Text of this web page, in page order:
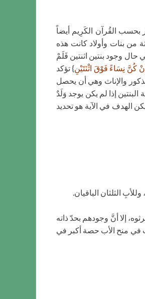
بحسب القُرآن الكَرِيم أيضاً
من بنات وأولاد كانت هذه
حال وجود بنتين اثنتين فَلَمْ
كُنَّ نِسَاءً فَوْقَ اثْنَتَيْنِ} تؤكد
والإناث وهي أن يحصل
إذا لم يكن يوجد وَلَدٌ
الهدف في الآية هو تحديد
الثلثان الباقيان.
إلا أنَّ وجودهم بحدّ ذاته
في منح الأب حصة أكبر في